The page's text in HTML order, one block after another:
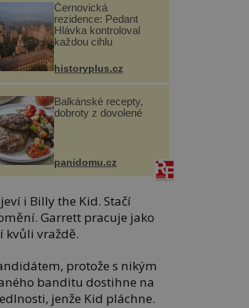
Černovická
rezidence: Pedant
Hlávka kontroloval
každou cihlu
historyplus.cz
Balkánské recepty,
dobroty z dovolené
panidomu.cz
i Billy the Kid. Stačí
Garrett pracuje jako
kvůli vraždě.
protože s nikým
banditu dostihne na
jenže Kid pláchne.